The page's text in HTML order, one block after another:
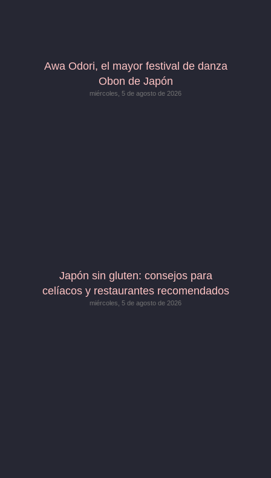
Awa Odori, el mayor festival de danza
Obon de Japón
miércoles, 5 de agosto de 2026
Japón sin gluten: consejos para
celíacos y restaurantes recomendados
miércoles, 5 de agosto de 2026